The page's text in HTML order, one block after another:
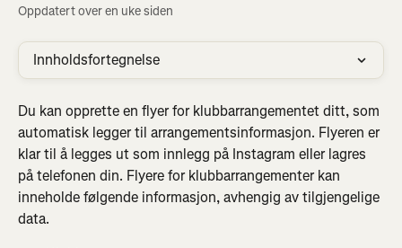
Oppdatert over en uke siden
Innholdsfortegnelse
Du kan opprette en flyer for klubbarrangementet ditt, som
automatisk legger til arrangementsinformasjon. Flyeren er
klar til å legges ut som innlegg på Instagram eller lagres
på telefonen din. Flyere for klubbarrangementer kan
inneholde følgende informasjon, avhengig av tilgjengelige
data.